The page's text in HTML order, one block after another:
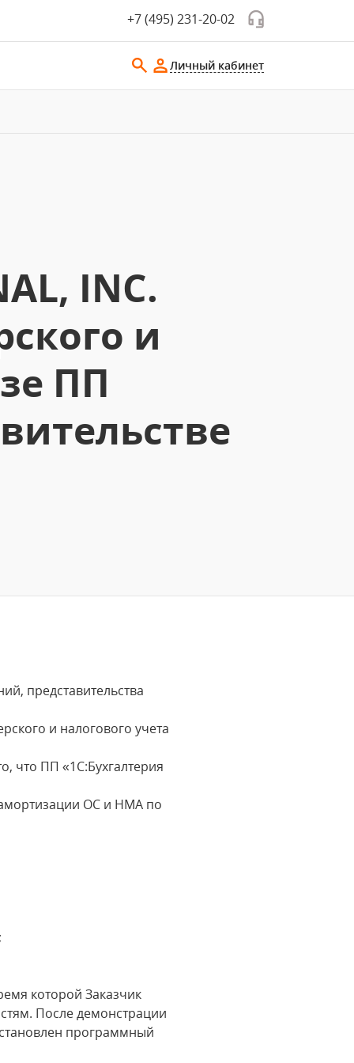
+7 (495) 231-20-02
Личный кабинет
INC.
и
ПП
представительства
и налогового учета
что ПП «1С:Бухгалтерия
амортизации ОС и НМА по
которой Заказчик
После демонстрации
программный